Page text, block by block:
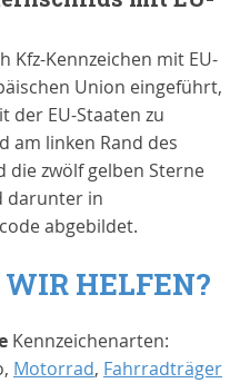
Kfz-Kennzeichen mit EU-
Union eingeführt,
der EU-Staaten zu
am linken Rand des
die zwölf gelben Sterne
darunter in
abgebildet.
HELFEN?
Kennzeichenarten:
Motorrad, Fahrradträger